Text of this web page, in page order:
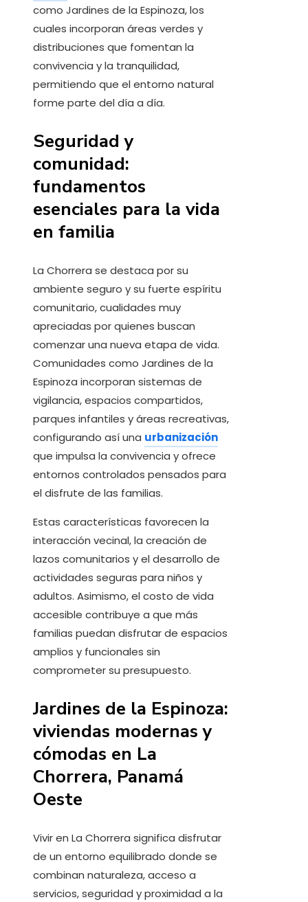
como Jardines de la Espinoza, los
cuales incorporan áreas verdes y
distribuciones que fomentan la
convivencia y la tranquilidad,
permitiendo que el entorno natural
forme parte del día a día.
Seguridad y
comunidad:
fundamentos
esenciales para la vida
en familia
La Chorrera se destaca por su
ambiente seguro y su fuerte espíritu
comunitario, cualidades muy
apreciadas por quienes buscan
comenzar una nueva etapa de vida.
Comunidades como Jardines de la
Espinoza incorporan sistemas de
vigilancia, espacios compartidos,
parques infantiles y áreas recreativas,
configurando así una urbanización
que impulsa la convivencia y ofrece
entornos controlados pensados para
el disfrute de las familias.
Estas características favorecen la
interacción vecinal, la creación de
lazos comunitarios y el desarrollo de
actividades seguras para niños y
adultos. Asimismo, el costo de vida
accesible contribuye a que más
familias puedan disfrutar de espacios
amplios y funcionales sin
comprometer su presupuesto.
Jardines de la Espinoza:
viviendas modernas y
cómodas en La
Chorrera, Panamá
Oeste
Vivir en La Chorrera significa disfrutar
de un entorno equilibrado donde se
combinan naturaleza, acceso a
servicios, seguridad y proximidad a la